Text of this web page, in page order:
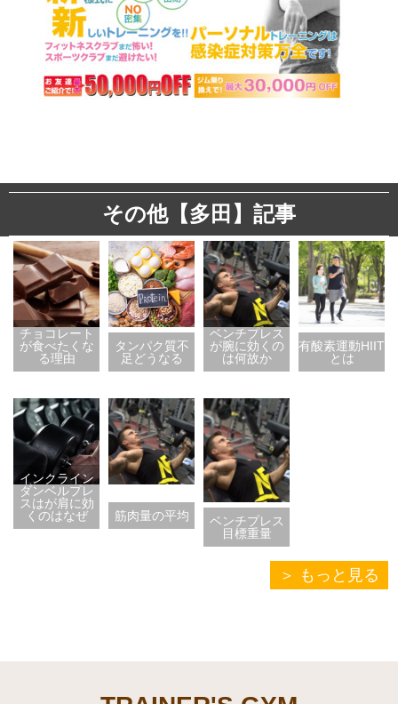
その他【多田】記事
チョコレート
が食べたくな
る理由
タンパク質不
足どうなる
ベンチプレス
が腕に効くの
は何故か
有酸素運動HIIT
とは
インクライン
ダンベルプレ
スはが肩に効
くのはなぜ
筋肉量の平均
ベンチプレス
目標重量
もっと見る